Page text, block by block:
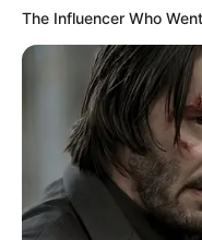
BRAINBERRIES
The Influencer Who